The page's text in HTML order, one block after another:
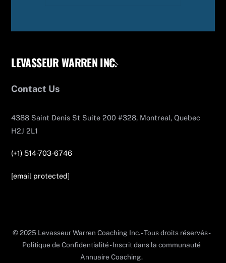
Back
LEVASSEUR WARREN INC.
Contact Us
4388 Saint Denis St Suite 200 #328, Montreal, Quebec
H2J 2L1
(+1) 514-703-6746
[email protected]
© 2025 Levasseur Warren Coaching Inc. - Tous droits réservés -
Politique de Confidentialité - Inscrit dans la communauté
Annuaire Coaching.